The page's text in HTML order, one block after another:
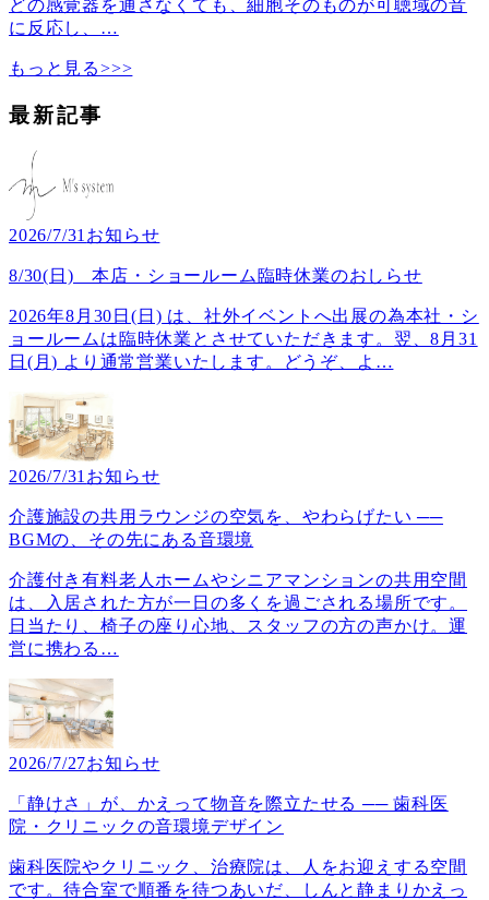
どの感覚器を通さなくても、細胞そのものが可聴域の音
に反応し、 …
もっと見る>>>
最新記事
2026/7/31 お知らせ
8/30(日) 本店・ショールーム臨時休業のおしらせ
2026年8月30日(日) は、社外イベントへ出展の為本社・シ
ョールームは臨時休業とさせていただきます。翌、8月31
日(月) より通常営業いたします。どうぞ、よ …
2026/7/31 お知らせ
介護施設の共用ラウンジの空気を、やわらげたい ──
BGMの、その先にある音環境
介護付き有料老人ホームやシニアマンションの共用空間
は、入居された方が一日の多くを過ごされる場所です。
日当たり、椅子の座り心地、スタッフの方の声かけ。運
営に携わる …
2026/7/27お知らせ
「静けさ」が、かえって物音を際立たせる ── 歯科医
院・クリニックの音環境デザイン
歯科医院やクリニック、治療院は、人をお迎えする空間
です。待合室で順番を待つあいだ、しんと静まりかえっ